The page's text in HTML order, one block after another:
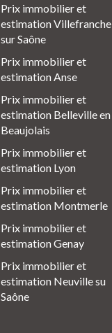
Prix immobilier et
estimation Villefranche
sur Saône
Prix immobilier et
estimation Anse
Prix immobilier et
estimation Belleville en
Beaujolais
Prix immobilier et
estimation Lyon
Prix immobilier et
estimation Montmerle
Prix immobilier et
estimation Genay
Prix immobilier et
estimation Neuville su
Saône